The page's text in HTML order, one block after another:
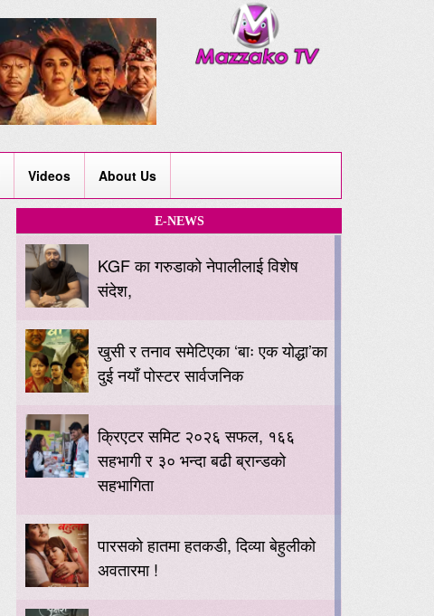
Videos About Us
E-NEWS
KGF का गरुडाको नेपालीलाई विशेष
संदेश,
खुसी र तनाव समेटिएका ‘बाः एक योद्धा’का
दुई नयाँ पोस्टर सार्वजनिक
क्रिएटर समिट २०२६ सफल, १६६
सहभागी र ३० भन्दा बढी ब्रान्डको
सहभागिता
पारसको हातमा हतकडी, दिव्या बेहुलीको
अवतारमा !